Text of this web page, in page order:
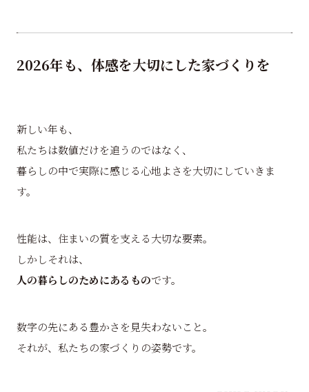
2026年も、体感を大切にした家づくりを
新しい年も、
私たちは数値だけを追うのではなく、
暮らしの中で実際に感じる心地よさを大切にしていきま
す。
性能は、住まいの質を支える大切な要素。
しかしそれは、
人の暮らしのためにあるものです。
数字の先にある豊かさを見失わないこと。
それが、私たちの家づくりの姿勢です。